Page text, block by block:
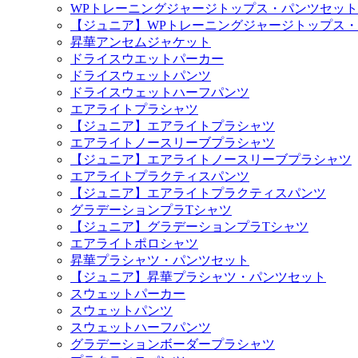
WPトレーニングジャージトップス・パンツセット
【ジュニア】WPトレーニングジャージトップス
昇華アンセムジャケット
ドライスウエットパーカー
ドライスウェットパンツ
ドライスウェットハーフパンツ
エアライトプラシャツ
【ジュニア】エアライトプラシャツ
エアライトノースリーブプラシャツ
【ジュニア】エアライトノースリーブプラシャツ
エアライトプラクティスパンツ
【ジュニア】エアライトプラクティスパンツ
グラデーションプラTシャツ
【ジュニア】グラデーションプラTシャツ
エアライトポロシャツ
昇華プラシャツ・パンツセット
【ジュニア】昇華プラシャツ・パンツセット
スウェットパーカー
スウェットパンツ
スウェットハーフパンツ
グラデーションボーダープラシャツ